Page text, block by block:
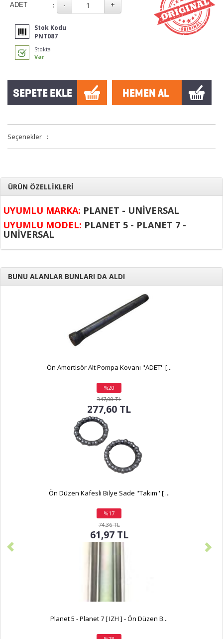
ADET :
Stok Kodu
PNT087
Stokta
Var
Seçenekler :
ÜRÜN ÖZELLİKLERİ
UYUMLU MARKA: PLANET - UNİVERSAL
UYUMLU MODEL: PLANET 5 - PLANET 7 -
UNİVERSAL
BUNU ALANLAR BUNLARI DA ALDI
Ön Amortisör Alt Pompa Kovanı ''ADET'' [...
%20
indirim
347,00 TL
277,60 TL
Ön Düzen Kafesli Bilye Sade ''Takım'' [ ...
%17
indirim
74,36 TL
61,97 TL
Planet 5 - Planet 7 [ IZH ] - Ön Düzen B...